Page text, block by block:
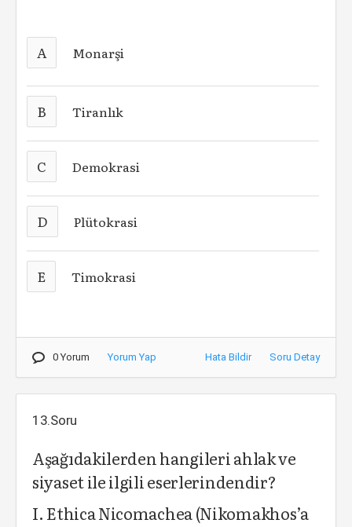
A Monarşi
B Tiranlık
C Demokrasi
D Plütokrasi
E Timokrasi
0 Yorum Yorum Yap Hata Bildir Soru Detay
13.Soru
Aşağıdakilerden hangileri ahlak ve
siyaset ile ilgili eserlerindendir?
I. Ethica Nicomachea (Nikomakhos’a